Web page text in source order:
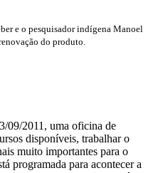
e o pesquisador indígena Manoel
do produto.
09/2011, uma oficina de
disponíveis, trabalhar o
muito importantes para o
programada para acontecer a